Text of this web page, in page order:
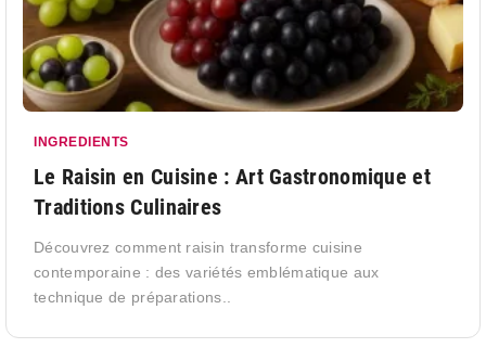
INGREDIENTS
Le Raisin en Cuisine : Art Gastronomique et
Traditions Culinaires
Découvrez comment raisin transforme cuisine
contemporaine : des variétés emblématique aux
technique de préparations..